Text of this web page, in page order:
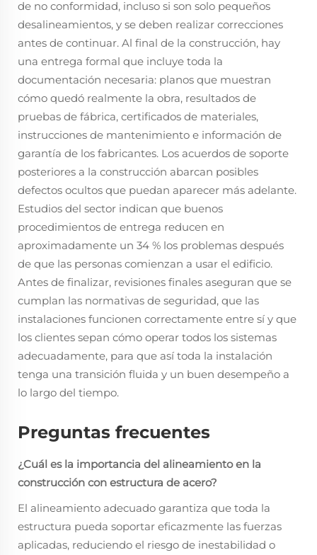
de no conformidad, incluso si son solo pequeños
desalineamientos, y se deben realizar correcciones
antes de continuar. Al final de la construcción, hay
una entrega formal que incluye toda la
documentación necesaria: planos que muestran
cómo quedó realmente la obra, resultados de
pruebas de fábrica, certificados de materiales,
instrucciones de mantenimiento e información de
garantía de los fabricantes. Los acuerdos de soporte
posteriores a la construcción abarcan posibles
defectos ocultos que puedan aparecer más adelante.
Estudios del sector indican que buenos
procedimientos de entrega reducen en
aproximadamente un 34 % los problemas después
de que las personas comienzan a usar el edificio.
Antes de finalizar, revisiones finales aseguran que se
cumplan las normativas de seguridad, que las
instalaciones funcionen correctamente entre sí y que
los clientes sepan cómo operar todos los sistemas
adecuadamente, para que así toda la instalación
tenga una transición fluida y un buen desempeño a
lo largo del tiempo.
Preguntas frecuentes
¿Cuál es la importancia del alineamiento en la
construcción con estructura de acero?
El alineamiento adecuado garantiza que toda la
estructura pueda soportar eficazmente las fuerzas
aplicadas, reduciendo el riesgo de inestabilidad o